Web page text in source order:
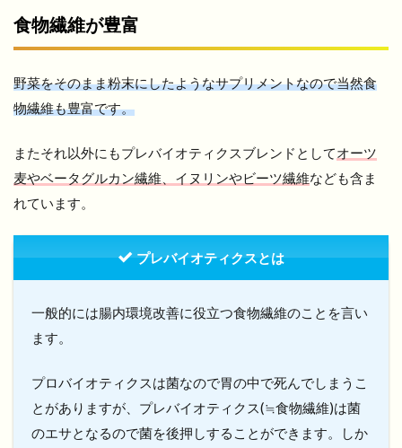
食物繊維が豊富
野菜をそのまま粉末にしたようなサプリメントなので当然食
物繊維も豊富です。
またそれ以外にもプレバイオティクスブレンドとしてオーツ
麦やベータグルカン繊維、イヌリンやビーツ繊維なども含ま
れています。
プレバイオティクスとは
一般的には腸内環境改善に役立つ食物繊維のことを言い
ます。
プロバイオティクスは菌なので胃の中で死んでしまうこ
とがありますが、プレバイオティクス(≒食物繊維)は菌
のエサとなるので菌を後押しすることができます。しか